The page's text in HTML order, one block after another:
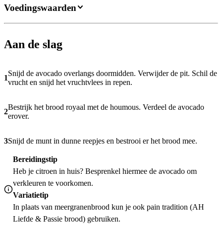
Aan de slag
1
Snijd de avocado overlangs doormidden. Verwijder de pit. Schil de
vrucht en snijd het vruchtvlees in repen.
2
Bestrijk het brood royaal met de houmous. Verdeel de avocado
erover.
3Snijd de munt in dunne reepjes en bestrooi er het brood mee.
Bereidingstip
Heb je citroen in huis? Besprenkel hiermee de avocado om
verkleuren te voorkomen.
Variatietip
In plaats van meergranenbrood kun je ook pain tradition (AH
Liefde & Passie brood) gebruiken.
Voedingswaarden